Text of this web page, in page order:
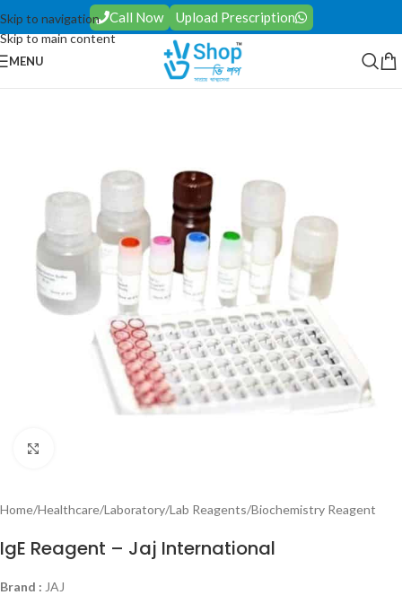
Skip to navigation
Skip to main content
Call Now Upload Prescription
MENU
Home/Healthcare/Laboratory/Lab Reagents/Biochemistry Reagent
IgE Reagent – Jaj International
Brand : JAJ